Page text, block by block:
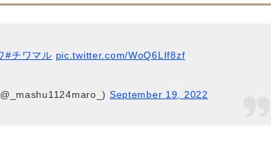
#チワマル pic.twitter.com/WoQ6LIf8zf
September 19, 2022